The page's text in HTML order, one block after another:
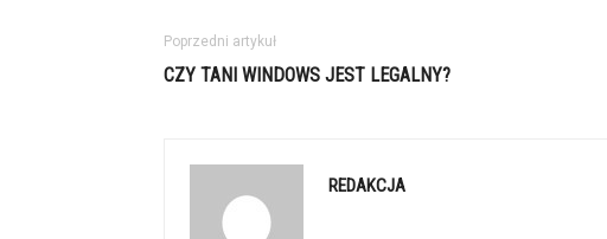
Poprzedni artykuł
CZY TANI WINDOWS JEST LEGALNY?
REDAKCJA